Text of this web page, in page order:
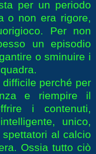
per un periodo
o non era rigore,
Per non
un episodio
o sminuire i
perché per
e riempire il
i contenuti,
unico,
al calcio
Ossia tutto ciò